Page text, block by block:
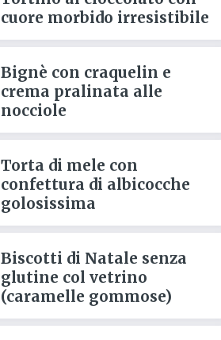
cuore morbido irresistibile
Bignè con craquelin e
crema pralinata alle
nocciole
Torta di mele con
confettura di albicocche
golosissima
Biscotti di Natale senza
glutine col vetrino
(caramelle gommose)